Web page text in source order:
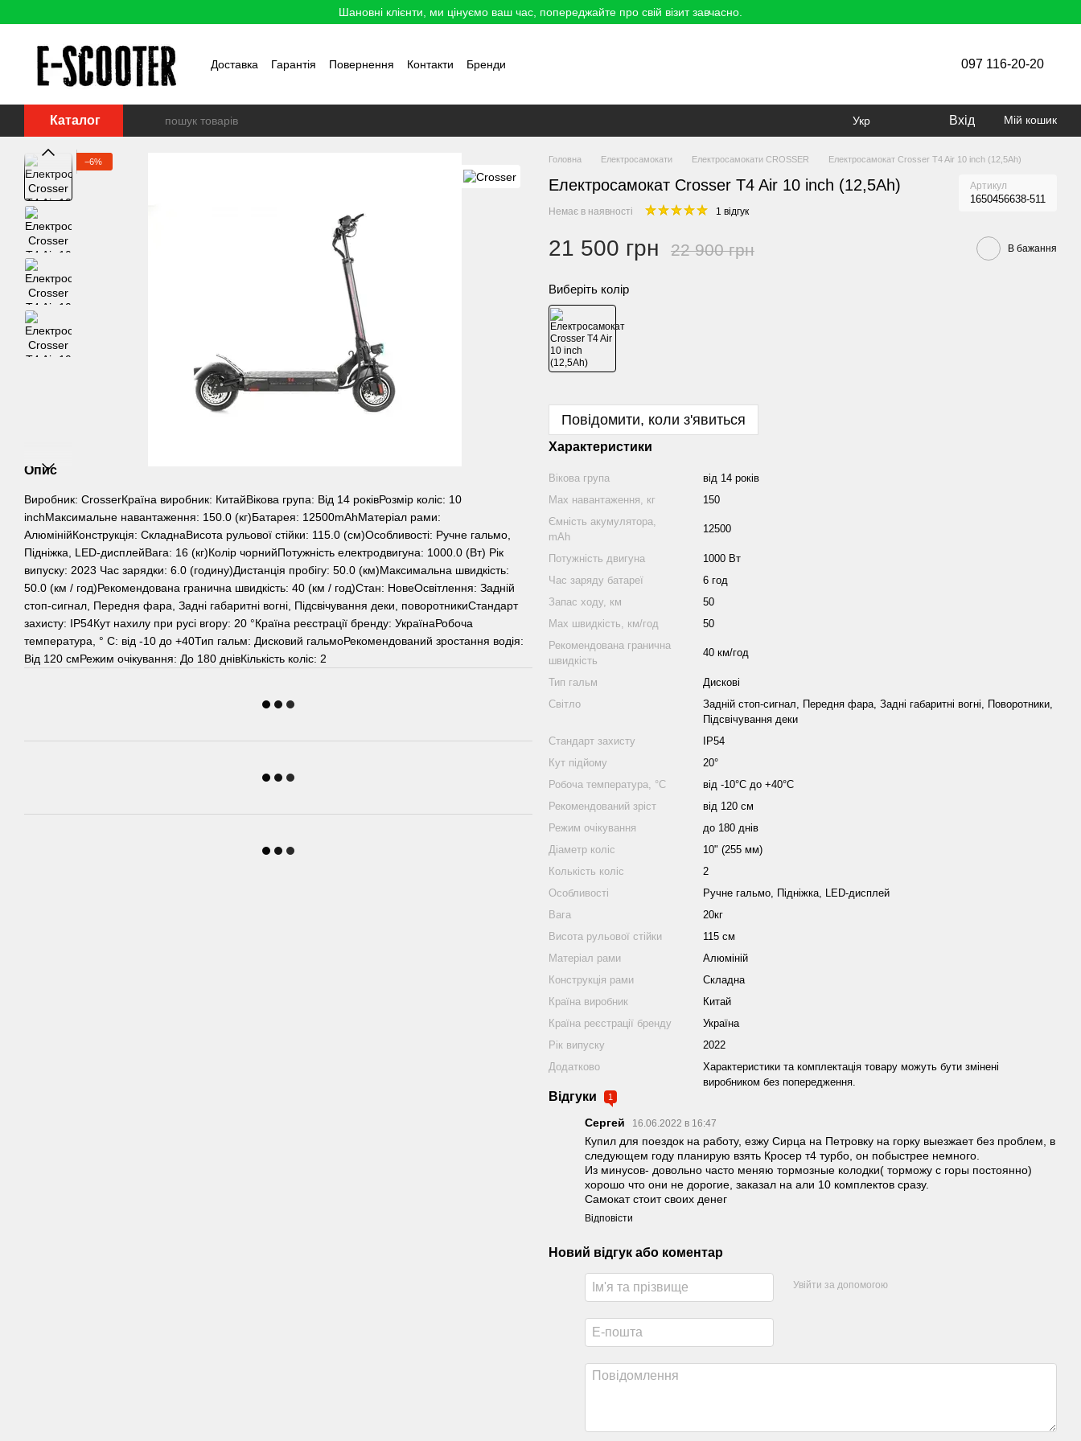
Шановні клієнти, ми цінуємо ваш час, попереджайте про свій візит завчасно.
Доставка Гарантія Повернення Контакти Бренди 097 116-20-20
Каталог Укр Вхід Мій кошик
−6%
Опис
Виробник: CrosserКраїна виробник: КитайВікова група: Від 14 роківРозмір коліс: 10
inchМаксимальне навантаження: 150.0 (кг)Батарея: 12500mAhМатеріал рами:
АлюмінійКонструкція: СкладнаВисота рульової стійки: 115.0 (см)Особливості: Ручне гальмо,
Підніжка, LED-дисплейВага: 16 (кг)Колір чорнийПотужність електродвигуна: 1000.0 (Вт) Рік
випуску: 2023 Час зарядки: 6.0 (годину)Дистанція пробігу: 50.0 (км)Максимальна швидкість:
50.0 (км / год)Рекомендована гранична швидкість: 40 (км / год)Стан: НовеОсвітлення: Задній
стоп-сигнал, Передня фара, Задні габаритні вогні, Підсвічування деки, поворотникиСтандарт
захисту: IP54Кут нахилу при русі вгору: 20 °Країна реєстрації бренду: УкраїнаРобоча
температура, ° C: від -10 до +40Тип гальм: Дисковий гальмоРекомендований зростання водія:
Від 120 смРежим очікування: До 180 днівКількість коліс: 2
Головна Електросамокати Електросамокати CROSSER Електросамокат Crosser T4 Air 10 inch (12,5Ah)
Електросамокат Crosser T4 Air 10 inch (12,5Ah) Артикул
1650456638-511
Немає в наявності 1 відгук
21 500 грн 22 900 грн В бажання
Виберіть колір
Повідомити, коли з'явиться
Характеристики
Вікова група
від 14 років
Mаx навантаження, кг
150
Ємність акумулятора,
mAh
12500
Потужність двигуна
1000 Вт
Час заряду батареї
6 год
Запас ходу, км
50
Маx швидкість, км/год
50
Рекомендована гранична
швидкість
40 км/год
Тип гальм
Дискові
Світло
Задній стоп-сигнал, Передня фара, Задні габаритні вогні, Поворотники,
Підсвічування деки
Стандарт захисту
IP54
Кут підйому
20°
Робоча температура, °C
від -10°С до +40°С
Рекомендований зріст
від 120 см
Режим очікування
до 180 днів
Діаметр коліс
10" (255 мм)
Колькість коліс
2
Особливості
Ручне гальмо, Підніжка, LED-дисплей
Вага
20кг
Висота рульової стійки
115 см
Матеріал рами
Алюміній
Конструкція рами
Складна
Країна виробник
Китай
Країна реєстрації бренду
Україна
Рік випуску
2022
Додатково
Характеристики та комплектація товару можуть бути змінені
виробником без попередження.
Відгуки 1
Сергей 16.06.2022 в 16:47
Купил для поездок на работу, езжу Сирца на Петровку на горку выезжает без проблем, в
следующем году планирую взять Кросер т4 турбо, он побыстрее немного.
Из минусов- довольно часто меняю тормозные колодки( торможу с горы постоянно)
хорошо что они не дорогие, заказал на али 10 комплектов сразу.
Самокат стоит своих денег
Відповісти
Новий відгук або коментар
Увійти за допомогою